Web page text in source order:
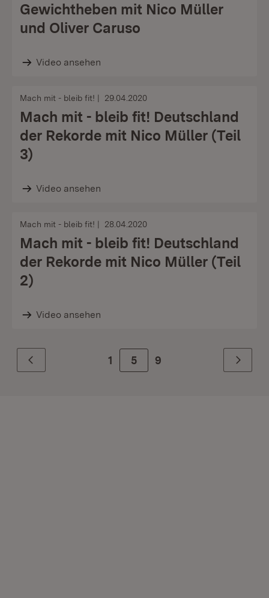
Gewichtheben mit Nico Müller
und Oliver Caruso
Video ansehen
Mach mit - bleib fit! 29.04.2020
Mach mit - bleib fit! Deutschland
der Rekorde mit Nico Müller (Teil
3)
Video ansehen
Mach mit - bleib fit! 28.04.2020
Mach mit - bleib fit! Deutschland
der Rekorde mit Nico Müller (Teil
2)
Video ansehen
Zurück 1 Zur Seite
5 9 Weiter